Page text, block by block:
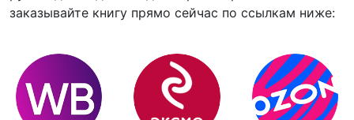
заказывайте книгу прямо сейчас по ссылкам ниже: